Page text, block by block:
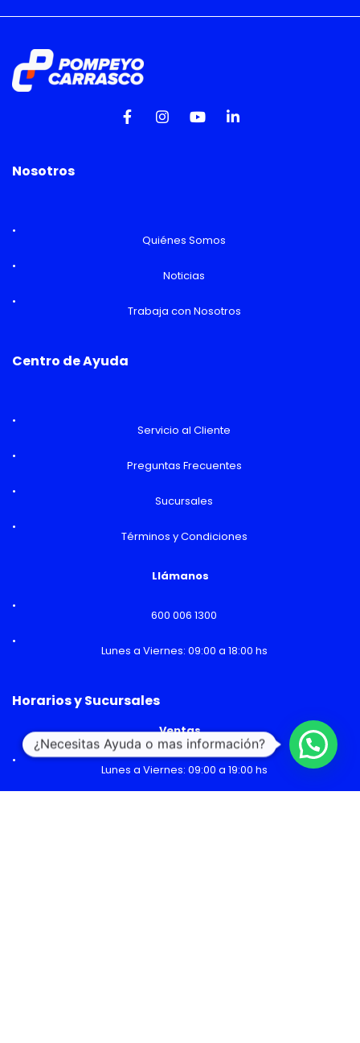
Nosotros
Quiénes Somos
Noticias
Trabaja con Nosotros
Centro de Ayuda
Servicio al Cliente
Preguntas Frecuentes
Sucursales
Términos y Condiciones
Llámanos
600 006 1300
Lunes a Viernes: 09:00 a 18:00 hs
Horarios y Sucursales
Ventas
Lunes a Viernes: 09:00 a 19:00 hs
¿Necesitas Ayuda o mas información?